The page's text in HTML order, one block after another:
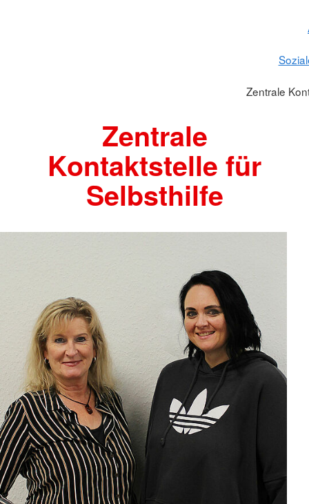
Zentrale
Zentrale
Kontaktstelle für
Selbsthilfe